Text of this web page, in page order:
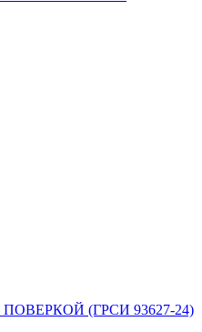
ПОВЕРКОЙ (ГРСИ 93627-24)